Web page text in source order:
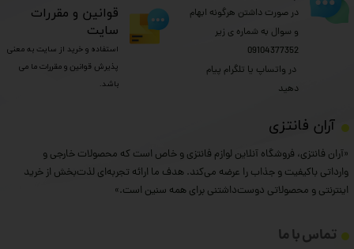
​آران فانتزی
«آران فانتزی، فروشگاه آنلاین لوازم فانتزی و خاص است که محصولات خارجی و
وارداتی باکیفیت و جذاب را عرضه می‌کند. هدف ما ارائه تجربه‌ای لذت‌بخش از خرید
اینترنتی و محصولاتی دوست‌داشتنی برای همه سنین است.»
تماس با ما
در صورت داشتن هرگونه ابهام
و سوال به شماره ی زیر
09104377352
​​​​​​​ در واتساپ یا تلگرام پیام
دهید
​قوانین و مقررات
سایت
استفاده و خرید از سایت به معنی
پذیرش قوانین و مقررات ما می
باشد.